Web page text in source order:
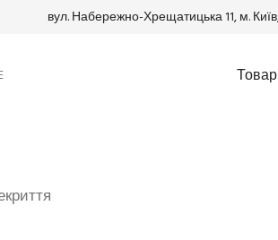
вул. Набережно-Хрещатицька 11, м.